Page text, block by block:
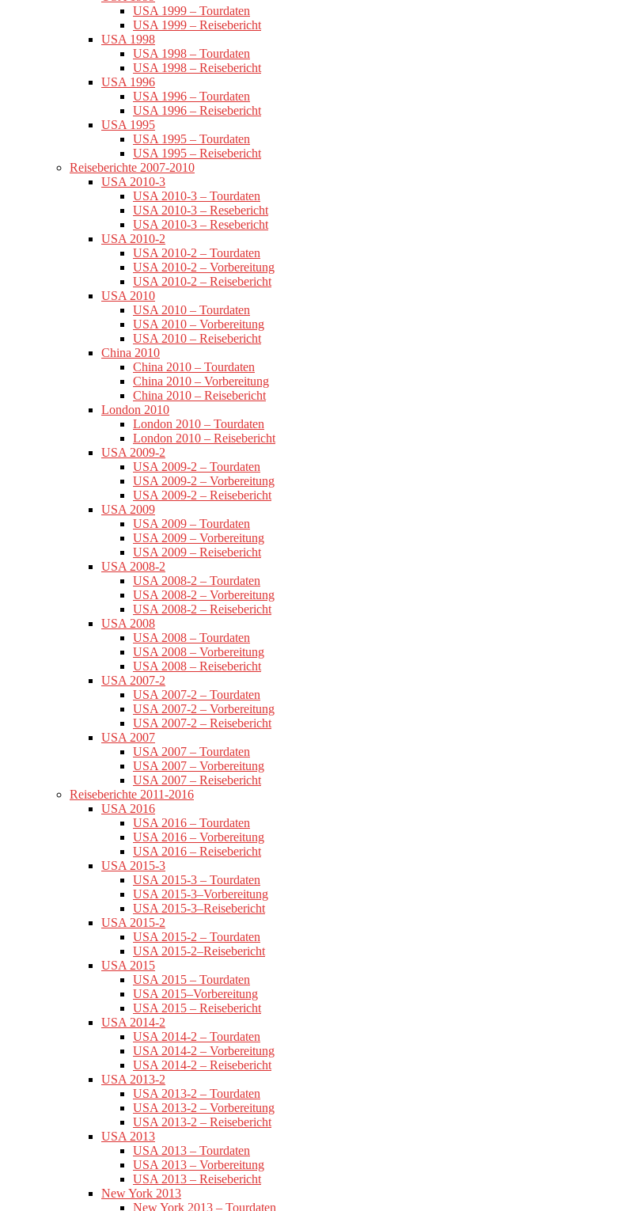
USA 1999 – Tourdaten
USA 1999 – Reisebericht
USA 1998
USA 1998 – Tourdaten
USA 1998 – Reisebericht
USA 1996
USA 1996 – Tourdaten
USA 1996 – Reisebericht
USA 1995
USA 1995 – Tourdaten
USA 1995 – Reisebericht
Reiseberichte 2007-2010
USA 2010-3
USA 2010-3 – Tourdaten
USA 2010-3 – Resebericht
USA 2010-3 – Resebericht
USA 2010-2
USA 2010-2 – Tourdaten
USA 2010-2 – Vorbereitung
USA 2010-2 – Reisebericht
USA 2010
USA 2010 – Tourdaten
USA 2010 – Vorbereitung
USA 2010 – Reisebericht
China 2010
China 2010 – Tourdaten
China 2010 – Vorbereitung
China 2010 – Reisebericht
London 2010
London 2010 – Tourdaten
London 2010 – Reisebericht
USA 2009-2
USA 2009-2 – Tourdaten
USA 2009-2 – Vorbereitung
USA 2009-2 – Reisebericht
USA 2009
USA 2009 – Tourdaten
USA 2009 – Vorbereitung
USA 2009 – Reisebericht
USA 2008-2
USA 2008-2 – Tourdaten
USA 2008-2 – Vorbereitung
USA 2008-2 – Reisebericht
USA 2008
USA 2008 – Tourdaten
USA 2008 – Vorbereitung
USA 2008 – Reisebericht
USA 2007-2
USA 2007-2 – Tourdaten
USA 2007-2 – Vorbereitung
USA 2007-2 – Reisebericht
USA 2007
USA 2007 – Tourdaten
USA 2007 – Vorbereitung
USA 2007 – Reisebericht
Reiseberichte 2011-2016
USA 2016
USA 2016 – Tourdaten
USA 2016 – Vorbereitung
USA 2016 – Reisebericht
USA 2015-3
USA 2015-3 – Tourdaten
USA 2015-3–Vorbereitung
USA 2015-3–Reisebericht
USA 2015-2
USA 2015-2 – Tourdaten
USA 2015-2–Reisebericht
USA 2015
USA 2015 – Tourdaten
USA 2015–Vorbereitung
USA 2015 – Reisebericht
USA 2014-2
USA 2014-2 – Tourdaten
USA 2014-2 – Vorbereitung
USA 2014-2 – Reisebericht
USA 2013-2
USA 2013-2 – Tourdaten
USA 2013-2 – Vorbereitung
USA 2013-2 – Reisebericht
USA 2013
USA 2013 – Tourdaten
USA 2013 – Vorbereitung
USA 2013 – Reisebericht
New York 2013
New York 2013 – Tourdaten